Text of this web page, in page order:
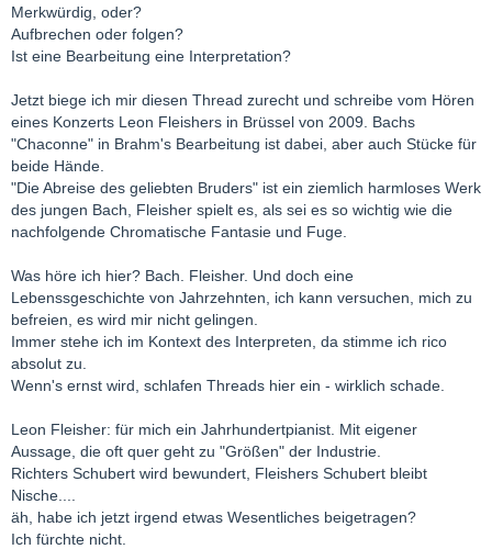
Merkwürdig, oder?
Aufbrechen oder folgen?
Ist eine Bearbeitung eine Interpretation?
Jetzt biege ich mir diesen Thread zurecht und schreibe vom Hören
eines Konzerts Leon Fleishers in Brüssel von 2009. Bachs
"Chaconne" in Brahm's Bearbeitung ist dabei, aber auch Stücke für
beide Hände.
"Die Abreise des geliebten Bruders" ist ein ziemlich harmloses Werk
des jungen Bach, Fleisher spielt es, als sei es so wichtig wie die
nachfolgende Chromatische Fantasie und Fuge.
Was höre ich hier? Bach. Fleisher. Und doch eine
Lebenssgeschichte von Jahrzehnten, ich kann versuchen, mich zu
befreien, es wird mir nicht gelingen.
Immer stehe ich im Kontext des Interpreten, da stimme ich rico
absolut zu.
Wenn's ernst wird, schlafen Threads hier ein - wirklich schade.
Leon Fleisher: für mich ein Jahrhundertpianist. Mit eigener
Aussage, die oft quer geht zu "Größen" der Industrie.
Richters Schubert wird bewundert, Fleishers Schubert bleibt
Nische....
äh, habe ich jetzt irgend etwas Wesentliches beigetragen?
Ich fürchte nicht.